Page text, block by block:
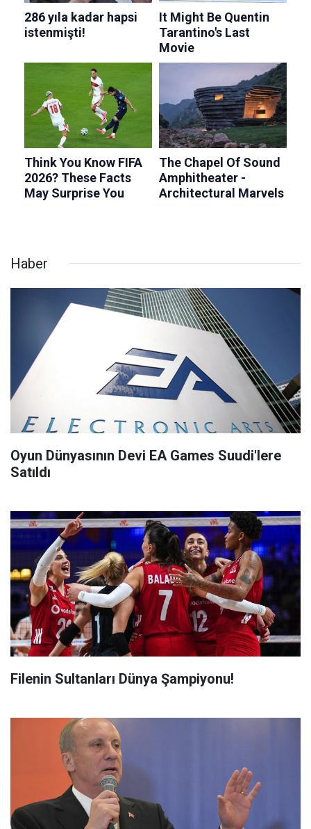
Haber
Oyun Dünyasının Devi EA Games Suudi'lere
Satıldı
Filenin Sultanları Dünya Şampiyonu!